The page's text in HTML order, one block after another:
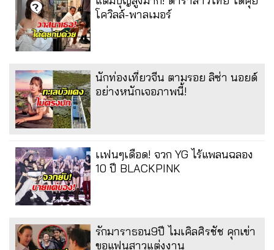
โควิลล์-พาลเมอร์
นักท่องเที่ยวจีน ตามรอย ลิซ่า นอยด์
อย่างหนักเจอภาพนี้!
เเฟนๆเดือด! จวก YG ไร้แพลนฉลอง
10 ปี BLACKPINK
รักมาราธอน9ปี ไมเคิลศิรชัช คุกเข่า
ขอแฟนสาวแต่งงาน